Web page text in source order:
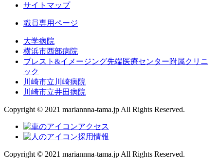
サイトマップ
職員専用ページ
大学病院
横浜市西部病院
ブレスト&イメージング先端医療センター附属クリニ
ック
川崎市立川崎病院
川崎市立井田病院
Copyright © 2021 mariannna-tama.jp All Rights Reserved.
アクセス
採用情報
Copyright © 2021 mariannna-tama.jp All Rights Reserved.